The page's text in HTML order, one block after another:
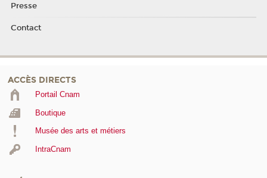
Presse
Contact
ACCÈS DIRECTS
Portail Cnam
Boutique
Musée des arts et métiers
IntraCnam